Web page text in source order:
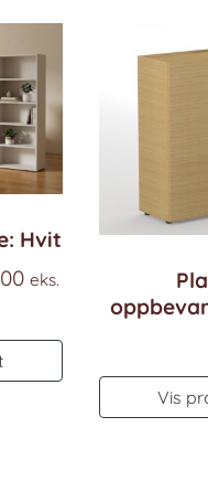
Hvit
Prisområde:
til
eks.
Dette
produktet
Vis